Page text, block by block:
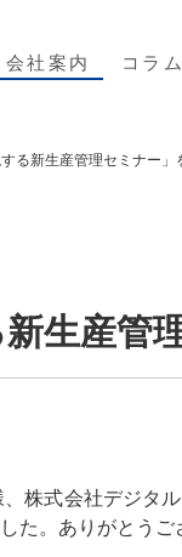
会社案内 コラム
る新生産管理セミナー」
生産管
株式会社デジタ
た。ありがとうご